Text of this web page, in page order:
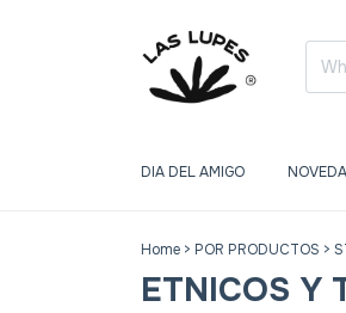
DIA DEL AMIGO
Home > POR PRODUCTOS >
ETNICOS Y